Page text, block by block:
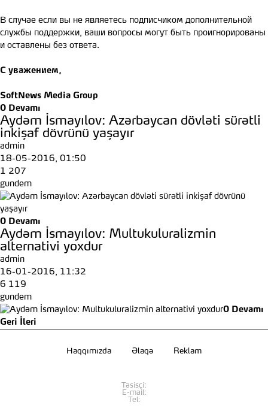
В случае если вы не являетесь подписчиком дополнительной
службы поддержки, ваши вопросы могут быть проигнорированы
и оставлены без ответа.
С уважением,
SoftNews Media Group
0 Devamı
Aydəm İsmayılov: Azərbaycan dövləti sürətli
inkişaf dövrünü yaşayır
admin
18-05-2016, 01:50
1 207
gundem
0 Devamı
Aydəm İsmayılov: Multukuluralizmin
alternativi yoxdur
admin
16-01-2016, 11:32
6 119
gundem
0 Devamı
Geri
İleri
Haqqımızda Əlaqə Reklam
Təsisçi:
E-mail:
Tel: